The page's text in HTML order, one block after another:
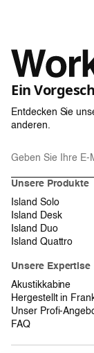
Ein
Entdecken Sie
anderen.
Unsere Produkte
Island Solo
Island Desk
Island Duo
Island Quattro
Unsere Expertise
Akustikkabine
Hergestellt in
Unser Profi-
FAQ